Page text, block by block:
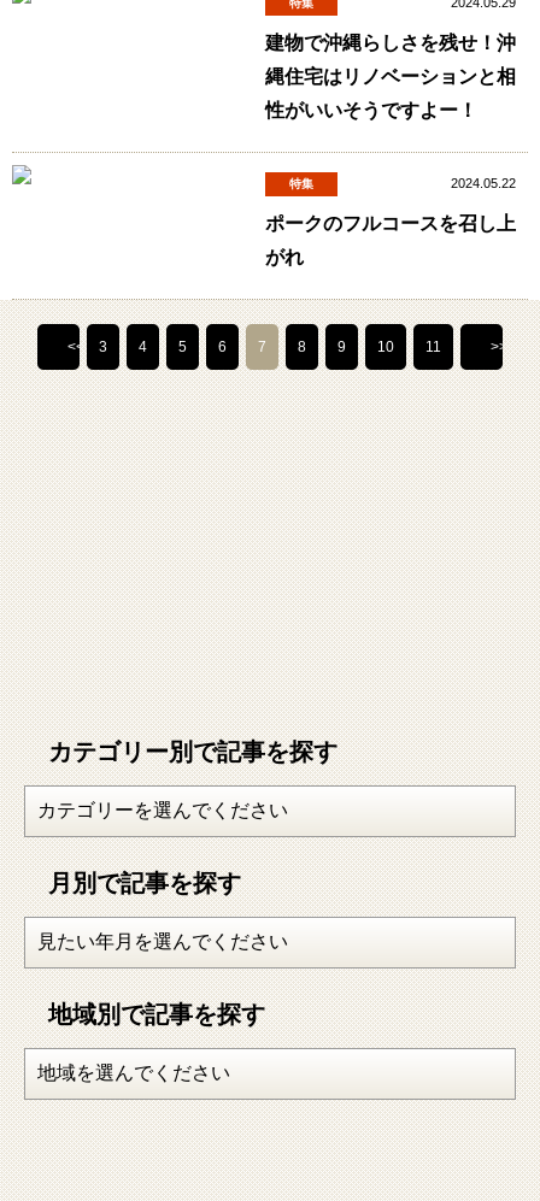
特集
建物で沖縄らしさを残せ！沖
縄住宅はリノベーションと相
性がいいそうですよー！
特集 2024.05.22
ポークのフルコースを召し上
がれ
<< 3 4 5 6 7 8 9 10 11 >>
カテゴリー別で記事を探す
月別で記事を探す
地域別で記事を探す